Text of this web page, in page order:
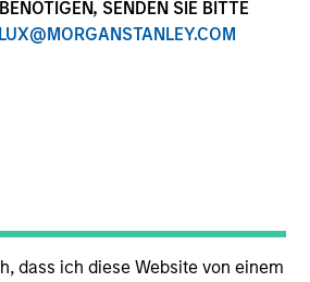
SENDEN SIE BITTE
dass ich diese Website von einem
Performanceangaben werden auf
(NIW) berechnet. Alle
um Informationen über
zu erhalten.